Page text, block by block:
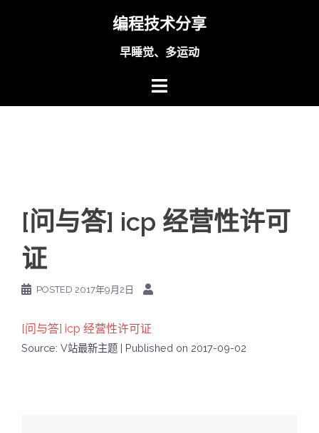
编程技术分享
早睡觉、多运动
[问与答] icp 经营性许可
证
POSTED 2017年9月2日
[问与答] icp 经营性许可证
Source: V站最新主题 Published on 2017-09-02